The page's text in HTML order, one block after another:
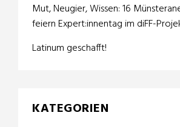
Mut, Neugier, Wissen: 16
feiern Expert:innentag im diFF-
Latinum geschafft!
KATEGORIEN